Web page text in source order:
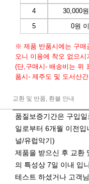
4
30,000
5
0원
※ 제품 반품시에는 구매
오니 이용에 착오 없으시
(단,구매시- 배송비는 위
품시- 제주도 및 도서산
교환 및 반품, 환불 안내
품질보증기간은 구입
일로부터 6개월 이전
널/유럽악기)
제품을 받으신 후 교환
의 특성상 7일 이내 입
테스트 하셨거나 고객